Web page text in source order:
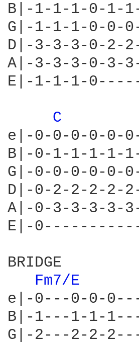
B|-1-1-1-0-1-
G|-1-1-1-0-0-
D|-3-3-3-0-2-
A|-3-3-3-0-3-
E|-1-1-1-
C
e|-0-0-0-0-0-
B|-0-1-1-1-1-
G|-0-0-0-0-0-
D|-0-2-2-2-2-
A|-0-3-3-3-3-
E|-
BRIDGE
Fm7/E
e|-0---0-0-
B|-1---1-1-
G|-2---2-2-